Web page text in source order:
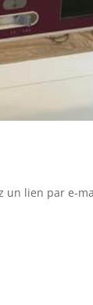
un lien par e-